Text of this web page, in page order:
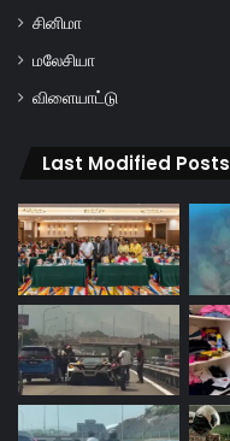
சினிமா
மலேசியா
விளையாட்டு
Last Modified Posts